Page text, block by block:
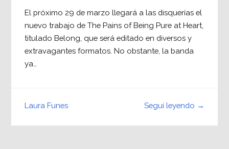
El próximo 29 de marzo llegará a las disquerías el
nuevo trabajo de The Pains of Being Pure at Heart,
titulado Belong, que será editado en diversos y
extravagantes formatos. No obstante, la banda
ya…
Seguí leyendo →
Laura Funes